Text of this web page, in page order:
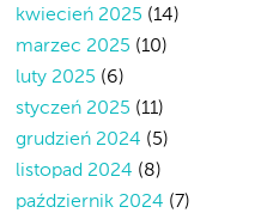
kwiecień 2025 (14)
marzec 2025 (10)
luty 2025 (6)
styczeń 2025 (11)
grudzień 2024 (5)
listopad 2024 (8)
październik 2024 (7)